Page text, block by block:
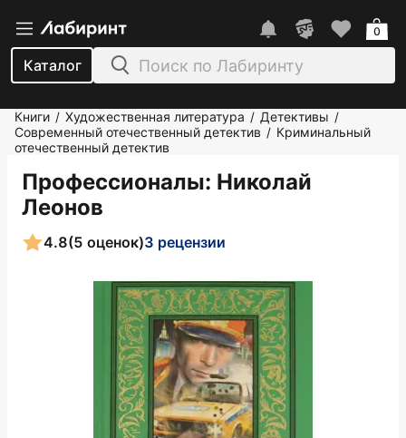
Каталог
0
Книги / Художественная литература / Детективы /
Современный отечественный детектив / Криминальный
отечественный детектив
Профессионалы: Николай
Леонов
4.8(5 оценок)3 рецензии